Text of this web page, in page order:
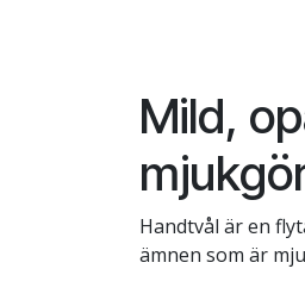
Mild,
Handtvål är en
ämnen som är